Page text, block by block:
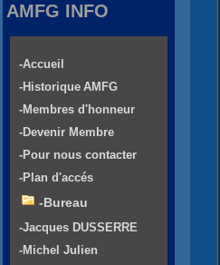
AMFG INFO
-Accueil
-Historique AMFG
-Membres d'honneur
-Devenir Membre
-Pour nous contacter
-Plan d'accés
-Bureau
-Jacques DUSSERRE
-Michel Julien